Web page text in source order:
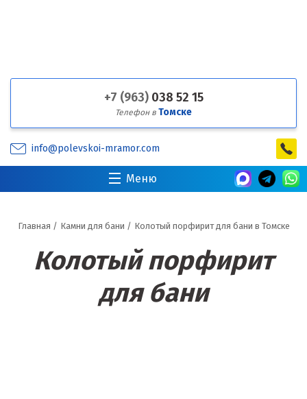
+7 (963) 038 52 15
Телефон в Томске
info@polevskoi-mramor.com
Меню
Главная / Камни для бани / Колотый порфирит для бани в Томске
Колотый порфирит
для бани